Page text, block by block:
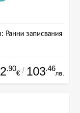
Ранни записвания
.90
€ / 103.46
лв.